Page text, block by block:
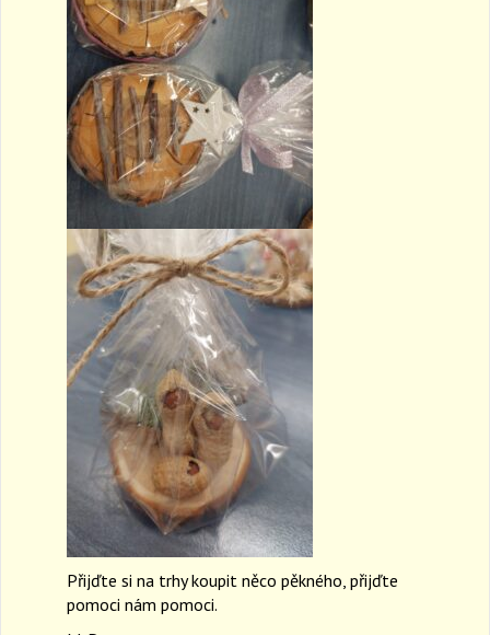
Přijďte si na trhy koupit něco pěkného, přijďte
pomoci nám pomoci.